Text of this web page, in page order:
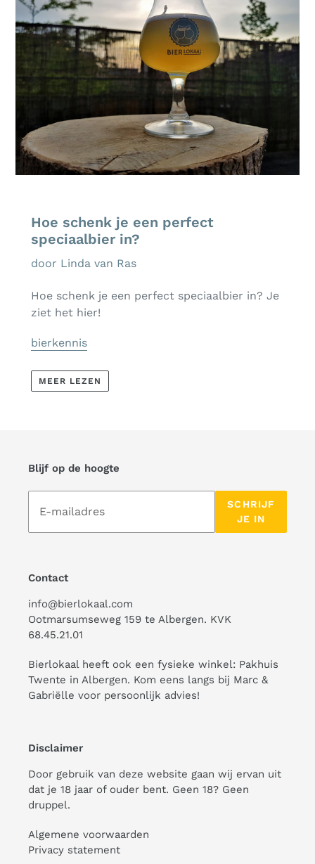
Hoe schenk je een perfect
speciaalbier in?
door Linda van Ras
Hoe schenk je een perfect speciaalbier in? Je
ziet het hier!
bierkennis
MEER LEZEN
Blijf op de hoogte
Abonneer
SCHRIJF
JE IN
Contact
info@bierlokaal.com
Ootmarsumseweg 159 te Albergen. KVK
68.45.21.01
Bierlokaal heeft ook een fysieke winkel: Pakhuis
Twente in Albergen. Kom eens langs bij Marc &
Gabriëlle voor persoonlijk advies!
Disclaimer
Door gebruik van deze website gaan wij ervan uit
dat je 18 jaar of ouder bent. Geen 18? Geen
druppel.
Algemene voorwaarden
Privacy statement